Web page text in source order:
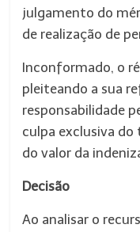
julgamento do
de realização de
Inconformado, o
pleiteando a sua
responsabilidade
culpa exclusiva do
do valor da
Decisão
Ao analisar o